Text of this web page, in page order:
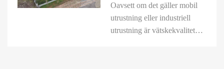
med vatten, kommer oljan att
flyta på va...
hydraulisk filterteknik!
Oavsett om det gäller mobil
utrustning eller industriell
utrustning är vätskekvaliteten